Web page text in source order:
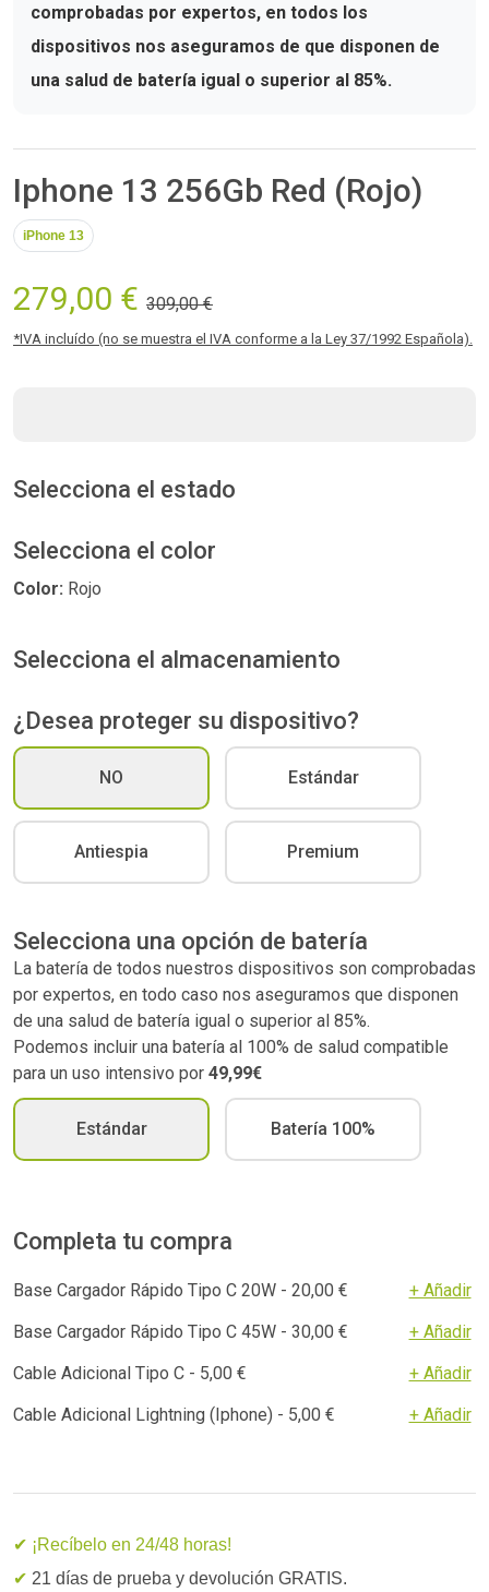
comprobadas por expertos, en todos los
dispositivos nos aseguramos de que disponen de
una salud de batería igual o superior al 85%.
Iphone 13 256Gb Red (Rojo)
iPhone 13
279,00 € 309,00 €
*IVA incluído (no se muestra el IVA conforme a la Ley 37/1992 Española).
Selecciona el estado
Selecciona el color
Color: Rojo
Selecciona el almacenamiento
¿Desea proteger su dispositivo?
NO Estándar
Antiespia Premium
Selecciona una opción de batería
La batería de todos nuestros dispositivos son comprobadas
por expertos, en todo caso nos aseguramos que disponen
de una salud de batería igual o superior al 85%.
Podemos incluir una batería al 100% de salud compatible
para un uso intensivo por 49,99€
Estándar Batería 100%
Completa tu compra
Base Cargador Rápido Tipo C 20W - 20,00 €
+ Añadir
Base Cargador Rápido Tipo C 45W - 30,00 €
+ Añadir
Cable Adicional Tipo C - 5,00 €
+ Añadir
Cable Adicional Lightning (Iphone) - 5,00 €
+ Añadir
✔ ¡Recíbelo en 24/48 horas!
✔ 21 días de prueba y devolución GRATIS.